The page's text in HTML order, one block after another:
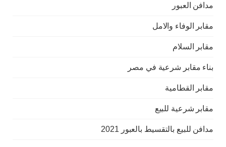
مدافن العبور
مقابر الوفاء والامل
مقابر السلام
بناء مقابر شرعية في مصر
مقابر القطامية
مقابر شرعية للبيع
مدافن للبيع بالتقسيط بالعبور 2021